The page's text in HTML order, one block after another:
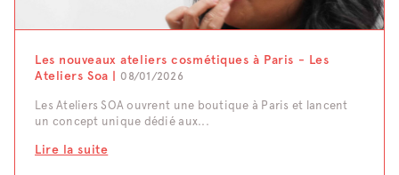
Les nouveaux ateliers cosmétiques à Paris - Les
Ateliers Soa | 08/01/2026
Les Ateliers SOA ouvrent une boutique à Paris et lancent
un concept unique dédié aux...
Lire la suite